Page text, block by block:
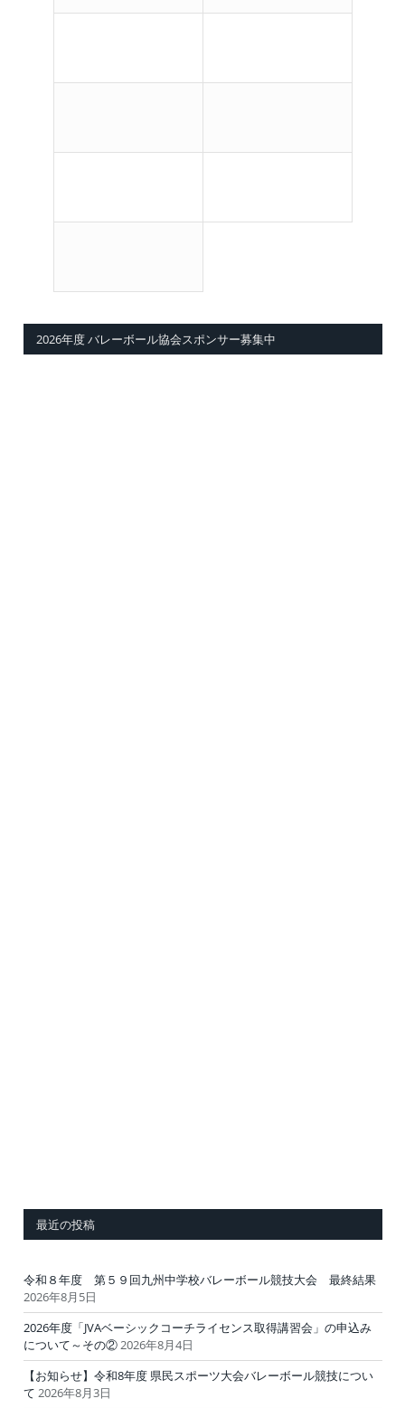
2026年度 バレーボール協会スポンサー募集中
最近の投稿
令和８年度 第５９回九州中学校バレーボール競技大会 最終結果
2026年8月5日
2026年度「JVAベーシックコーチライセンス取得講習会」の申込み
について～その② 2026年8月4日
【お知らせ】令和8年度 県民スポーツ大会バレーボール競技につい
て 2026年8月3日